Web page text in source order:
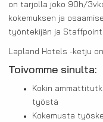
on tarjolla joko 90h/
kokemuksen ja
työntekijän ja
Lapland Hotels -ketju
Toivomme sinulta:
Kokin
työstä
Kokemusta